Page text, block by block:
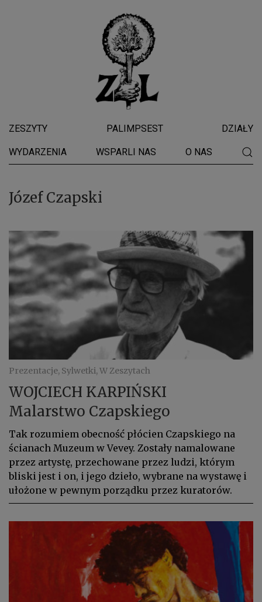
ZESZYTY PALIMPSEST DZIAŁY
WYDARZENIA WSPARLI NAS O NAS
Józef Czapski
Prezentacje, Sylwetki, W Zeszytach
WOJCIECH KARPIŃSKI
Malarstwo Czapskiego
Tak rozumiem obecność płócien Czapskiego na
ścianach Muzeum w Vevey. Zostały namalowane
przez artystę, przechowane przez ludzi, którym
bliski jest i on, i jego dzieło, wybrane na wystawę i
ułożone w pewnym porządku przez kuratorów.